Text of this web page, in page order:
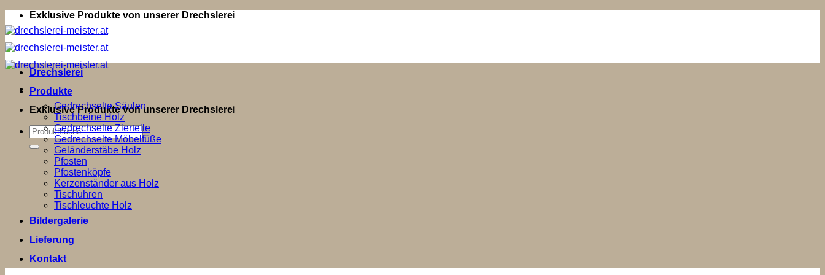
Zum
Inhalt
springen
Exklusive Produkte von unserer Drechslerei
Exklusive Produkte von unserer Drechslerei
Suchen
nach:
Drechslerei
Produkte
Gedrechselte Säulen
Tischbeine Holz
Gedrechselte Zierteile
Gedrechselte Möbelfüße
Geländerstäbe Holz
Pfosten
Pfostenköpfe
Kerzenständer aus Holz
Tischuhren
Tischleuchte Holz
Bildergalerie
Lieferung
Kontakt